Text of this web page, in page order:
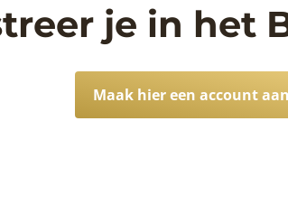
je in het
Maak hier een account aan